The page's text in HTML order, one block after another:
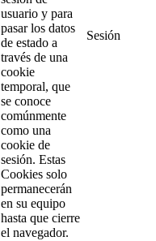
usuario y para
pasar los datos
de estado a
través de una
cookie
temporal, que
se conoce
comúnmente
como una
cookie de
sesión. Estas
Cookies solo
permanecerán
en su equipo
hasta que cierre
el navegador.
Sesión